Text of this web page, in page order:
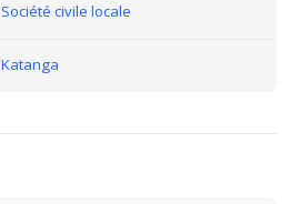
Société civile locale
Katanga